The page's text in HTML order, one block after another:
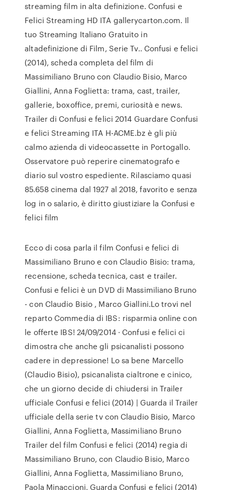
streaming film in alta definizione. Confusi e
Felici Streaming HD ITA gallerycarton.com. Il
tuo Streaming Italiano Gratuito in
altadefinizione di Film, Serie Tv.. Confusi e felici
(2014), scheda completa del film di
Massimiliano Bruno con Claudio Bisio, Marco
Giallini, Anna Foglietta: trama, cast, trailer,
gallerie, boxoffice, premi, curiosità e news.
Trailer di Confusi e felici 2014 Guardare Confusi
e felici Streaming ITA H-ACME.bz è gli più
calmo azienda di videocassette in Portogallo.
Osservatore può reperire cinematografo e
diario sul vostro espediente. Rilasciamo quasi
85.658 cinema dal 1927 al 2018, favorito e senza
log in o salario, è diritto giustiziare la Confusi e
felici film
Ecco di cosa parla il film Confusi e felici di
Massimiliano Bruno e con Claudio Bisio: trama,
recensione, scheda tecnica, cast e trailer.
Confusi e felici è un DVD di Massimiliano Bruno
- con Claudio Bisio , Marco Giallini.Lo trovi nel
reparto Commedia di IBS: risparmia online con
le offerte IBS! 24/09/2014 · Confusi e felici ci
dimostra che anche gli psicanalisti possono
cadere in depressione! Lo sa bene Marcello
(Claudio Bisio), psicanalista cialtrone e cinico,
che un giorno decide di chiudersi in Trailer
ufficiale Confusi e felici (2014) | Guarda il Trailer
ufficiale della serie tv con Claudio Bisio, Marco
Giallini, Anna Foglietta, Massimiliano Bruno
Trailer del film Confusi e felici (2014) regia di
Massimiliano Bruno, con Claudio Bisio, Marco
Giallini, Anna Foglietta, Massimiliano Bruno,
Paola Minaccioni. Guarda Confusi e felici (2014)